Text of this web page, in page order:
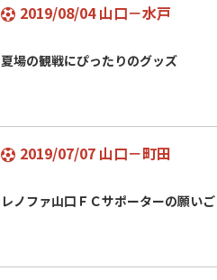
2019/08/04 山口－水戸
夏場の観戦にぴったりのグッズ
2019/07/07 山口－町田
レノファ山口ＦＣサポーターの願い